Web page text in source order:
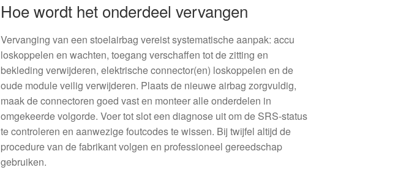
Hoe wordt het onderdeel vervangen
Vervanging van een stoelairbag vereist systematische aanpak: accu
loskoppelen en wachten, toegang verschaffen tot de zitting en
bekleding verwijderen, elektrische connector(en) loskoppelen en de
oude module veilig verwijderen. Plaats de nieuwe airbag zorgvuldig,
maak de connectoren goed vast en monteer alle onderdelen in
omgekeerde volgorde. Voer tot slot een diagnose uit om de SRS-status
te controleren en aanwezige foutcodes te wissen. Bij twijfel altijd de
procedure van de fabrikant volgen en professioneel gereedschap
gebruiken.